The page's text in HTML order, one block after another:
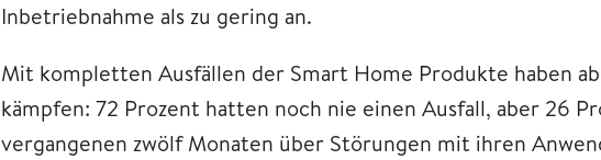
Inbetriebnahme als zu gering an.
Mit kompletten Ausfällen der Smart Home Produkte haben
kämpfen: 72 Prozent hatten noch nie einen Ausfall, aber 26
vergangenen zwölf Monaten über Störungen mit ihren